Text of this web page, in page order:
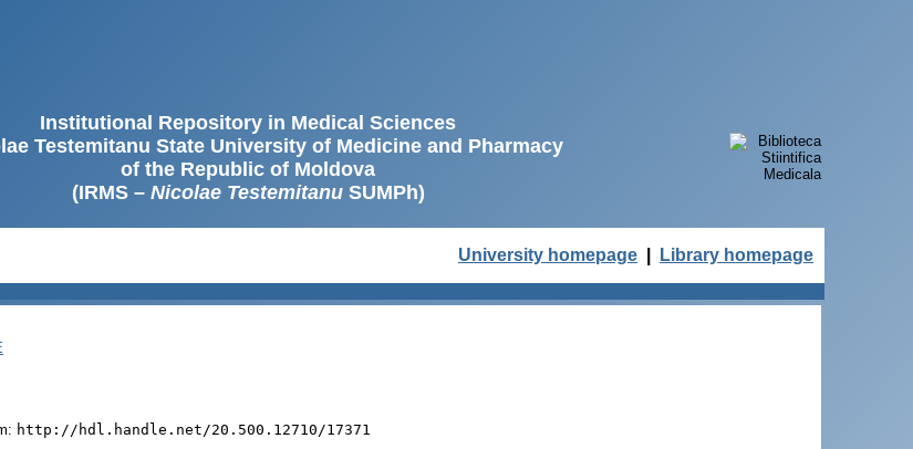
Institutional Repository in Medical Sciences
Testemitanu State University of Medicine and Pharmacy
of the Republic of Moldova
(IRMS – Nicolae TestemitanuSUMPh)
University homepage Library homepage
http://hdl.handle.net/20.500.12710/17371